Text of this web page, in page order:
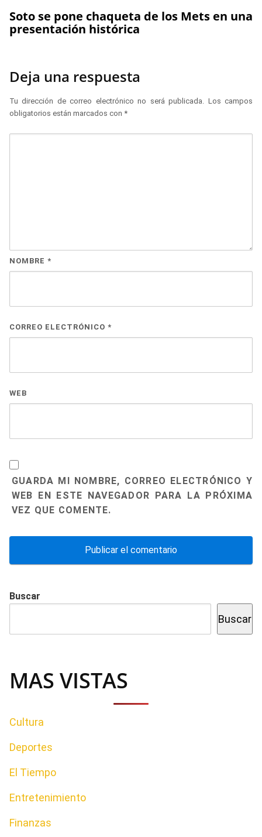
Soto se pone chaqueta de los Mets en una
presentación histórica
Deja una respuesta
Tu dirección de correo electrónico no será publicada. Los campos
obligatorios están marcados con *
NOMBRE *
CORREO ELECTRÓNICO *
WEB
GUARDA MI NOMBRE, CORREO ELECTRÓNICO Y
WEB EN ESTE NAVEGADOR PARA LA PRÓXIMA
VEZ QUE COMENTE.
Buscar
Buscar
MAS VISTAS
Cultura
Deportes
El Tiempo
Entretenimiento
Finanzas